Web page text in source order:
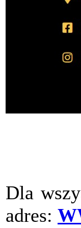
Dla
adres: